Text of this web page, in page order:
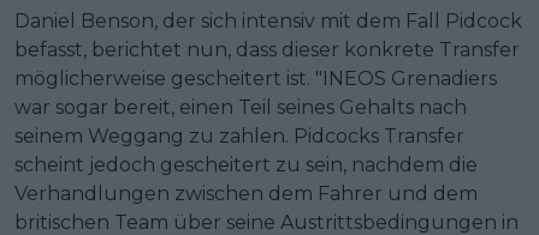
Daniel Benson, der sich intensiv mit dem Fall Pidcock
befasst, berichtet nun, dass dieser konkrete Transfer
möglicherweise gescheitert ist. "INEOS Grenadiers
war sogar bereit, einen Teil seines Gehalts nach
seinem Weggang zu zahlen. Pidcocks Transfer
scheint jedoch gescheitert zu sein, nachdem die
Verhandlungen zwischen dem Fahrer und dem
britischen Team über seine Austrittsbedingungen in